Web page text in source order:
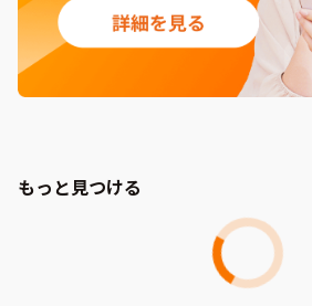
もっと見つける